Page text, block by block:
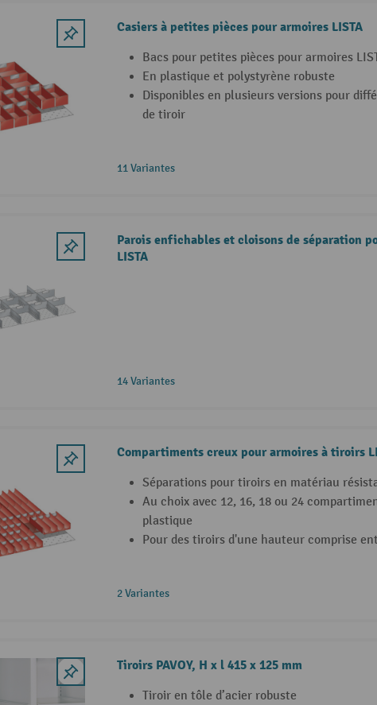
Casiers à petites pièces pour armoires LISTA
Bacs pour petites pièces pour armoires
En plastique et polystyrène robuste
Disponibles en plusieurs versions pour
de tiroir
11 Variantes
Parois enfichables et cloisons de séparation
LISTA
14 Variantes
Compartiments creux pour armoires à tiroirs
Séparations pour tiroirs en matériau
Au choix avec 12, 16, 18 ou 24
plastique
Pour des tiroirs d'une hauteur comprise
2 Variantes
Tiroirs PAVOY, H x l 415 x 125 mm
Tiroir en tôle d’acier robuste